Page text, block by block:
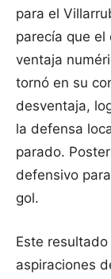
para el
parecía que el
ventaja
tornó en su
desventaja,
la defensa
parado.
defensivo
gol.
Este
aspiraciones